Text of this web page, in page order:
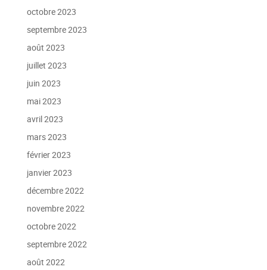
octobre 2023
septembre 2023
août 2023
juillet 2023
juin 2023
mai 2023
avril 2023
mars 2023
février 2023
janvier 2023
décembre 2022
novembre 2022
octobre 2022
septembre 2022
août 2022